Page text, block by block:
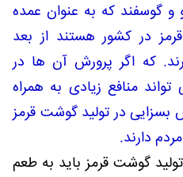
و گوسفند که به عنوان عمده
در کشور هستند از بعد
که اگر پرورش آن ها در
منافع زیادی به همراه
در تولید گوشت قرمز
دارند.
گوشت قرمز باید به طعم